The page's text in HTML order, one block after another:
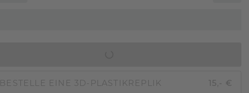
BESTELLE EINE 3D-PLASTIKREPLIK 15,- €